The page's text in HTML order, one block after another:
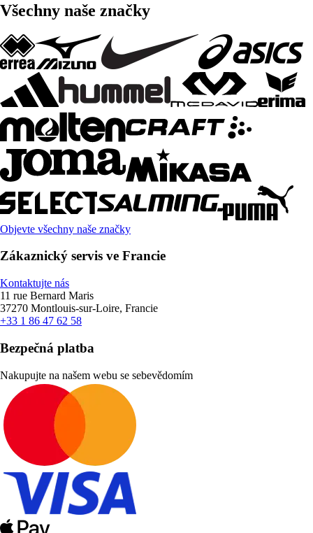
Všechny naše značky
Objevte všechny naše značky
Zákaznický servis ve Francie
Kontaktujte nás
11 rue Bernard Maris
37270 Montlouis-sur-Loire, Francie
+33 1 86 47 62 58
Bezpečná platba
Nakupujte na našem webu se sebevědomím